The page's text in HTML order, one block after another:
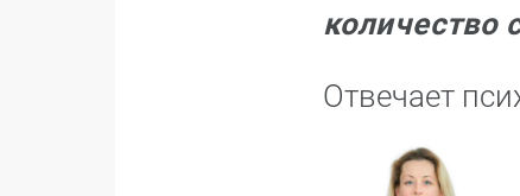
Отвечает